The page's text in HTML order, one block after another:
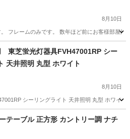
8月10日
フレームのみです。 数年ほど前にお客様部屋
ッド芝蛍光灯器具FVH47001RP シー
天井照明 丸型 ホワイト
8月10日
シーリングライト 天井照明 丸型 ホワイト
FVH
テーブル 正方形 カントリー調 ナチ